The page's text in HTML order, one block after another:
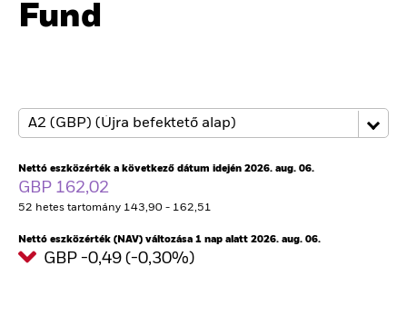
Fund
Nettó eszközérték a következő dátum idején 2026. aug. 06.
GBP 162,02
52 hetes tartomány 143,90 - 162,51
Nettó eszközérték (NAV) változása 1 nap alatt 2026. aug. 06.
GBP -0,49 (-0,30%)